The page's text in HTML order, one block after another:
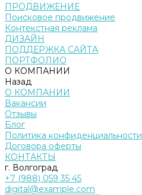
ПРОДВИЖЕНИЕ
Поисковое продвижение
Контекстная реклама
ДИЗАЙН
ПОДДЕРЖКА САЙТА
ПОРТФОЛИО
О КОМПАНИИ
Назад
О КОМПАНИИ
Вакансии
Отзывы
Блог
Политика конфиденциальности
Договора оферты
КОНТАКТЫ
г. Волгоград
+7 (988) 059 35 45
digital@example.com